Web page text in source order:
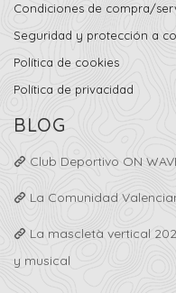
Condiciones de compra/
Seguridad y protección a
Política de cookies
Política de privacidad
BLOG
Club Deportivo ON
La Comunidad
La mascletà vertical
y musical